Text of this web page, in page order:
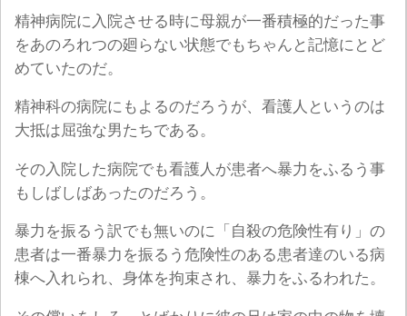
精神病院に入院させる時に母親が一番積極的だった事
をあのろれつの廻らない状態でもちゃんと記憶にとど
めていたのだ。
精神科の病院にもよるのだろうが、看護人というのは
大抵は屈強な男たちである。
その入院した病院でも看護人が患者へ暴力をふるう事
もしばしばあったのだろう。
暴力を振るう訳でも無いのに「自殺の危険性有り」の
患者は一番暴力を振るう危険性のある患者達のいる病
棟へ入れられ、身体を拘束され、暴力をふるわれた。